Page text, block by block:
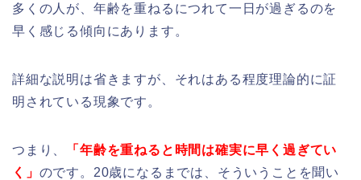
多くの人が、年齢を重ねるにつれて一日が過ぎるのを
早く感じる傾向にあります。
詳細な説明は省きますが、それはある程度理論的に証
明されている現象です。
つまり、
「年齢を重ねると時間は確実に早く過ぎてい
く」 のです。20歳になるまでは、そういうことを聞い